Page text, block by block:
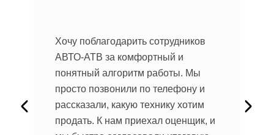
Хочу поблагодарить сотрудников
АВТО-АТВ за комфортный и
понятный алгоритм работы. Мы
просто позвонили по телефону и
рассказали, какую технику хотим
продать. К нам приехал оценщик, и